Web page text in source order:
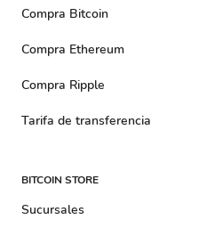
Compra Bitcoin
Compra Ethereum
Compra Ripple
Tarifa de transferencia
BITCOIN STORE
Sucursales